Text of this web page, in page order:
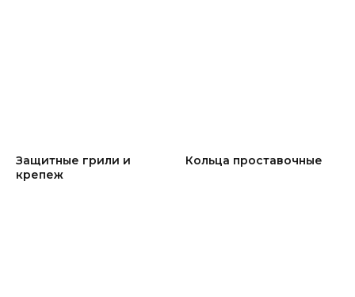
Защитные грили и
крепеж
Кольца проставочные